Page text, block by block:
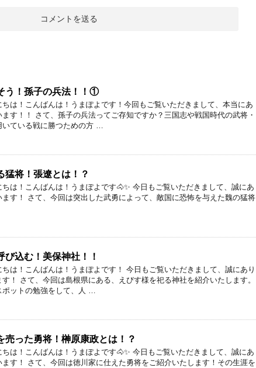
う！孫子の兵法！！①
ちは！こんばんは！うまぽよです！今回もご覧いただきまして、本当にあ
ます！！ さて、孫子の兵法ってご存知ですか？三国志や戦国時代の武将・
いている戦に勝つための方 …
猛将！張遼とは！？
ちは！こんばんは！うまぽよです🐴✨ 今日もご覧いただきまして、誠にあ
ます！ さて、今回は突出した武勇によって、敵国に恐怖を与えた魏の猛将
び込む！美保神社！！
ちは！こんばんは！うまぽよです！ 今日もご覧いただきまして、誠にあり
！ さて、今回は島根県にある、えびす様を祀る神社を紹介いたします。
ポットの勉強をして、人 …
売った勇将！榊原康政とは！？
ちは！こんばんは！うまぽよです🐴✨ 今日もご覧いただきまして、誠にあ
ます！ さて、今回は徳川家に仕えた勇将をご紹介いたします！その生涯を